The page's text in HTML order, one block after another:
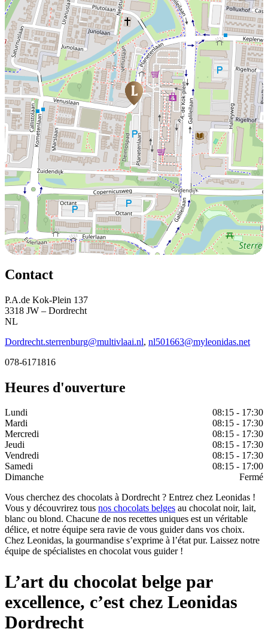
Contact
P.A.de Kok-Plein 137
3318 JW – Dordrecht
NL
Dordrecht.sterrenburg@multivlaai.nl, nl501663@myleonidas.net
078-6171816
Heures d'ouverture
Lundi
08:15 - 17:30
Mardi
08:15 - 17:30
Mercredi
08:15 - 17:30
Jeudi
08:15 - 17:30
Vendredi
08:15 - 17:30
Samedi
08:15 - 17:00
Dimanche
Fermé
Vous cherchez des chocolats à Dordrecht ? Entrez chez Leonidas !
Vous y découvrirez tous nos chocolats belges au chocolat noir, lait,
blanc ou blond. Chacune de nos recettes uniques est un véritable
délice, et notre équipe sera ravie de vous guider dans vos choix.
Chez Leonidas, la gourmandise s’exprime à l’état pur. Laissez notre
équipe de spécialistes en chocolat vous guider !
L’art du chocolat belge par
excellence, c’est chez Leonidas
Dordrecht